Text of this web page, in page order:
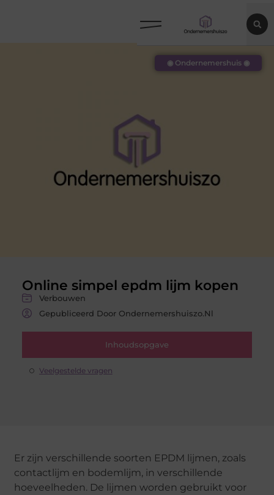
Online simpel epdm lijm kopen
Verbouwen
Gepubliceerd Door Ondernemershuiszo.nl
Inhoudsopgave
Veelgestelde vragen
◉ Ondernemershuis ◉
Er zijn verschillende soorten EPDM lijmen, zoals
contactlijm en bodemlijm, in verschillende
hoeveelheden. De lijmen worden gebruikt voor